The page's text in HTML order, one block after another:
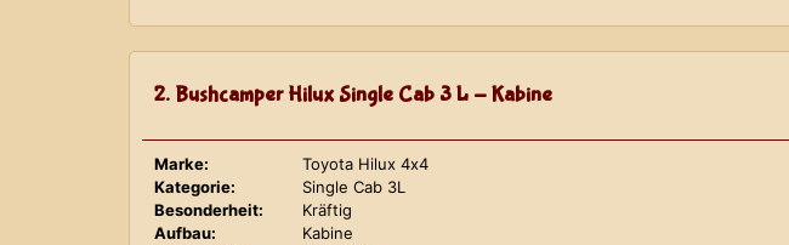
2. Bushcamper Hilux Single Cab 3 L - Kabine
Marke:
Toyota Hilux 4x4
Kategorie:
Single Cab 3L
Besonderheit:
Kräftig
Aufbau:
Kabine